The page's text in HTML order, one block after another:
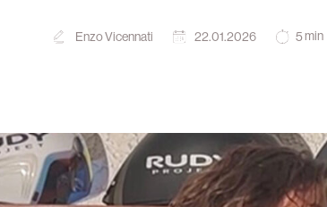
Enzo Vicennati 22.01.2026 5min